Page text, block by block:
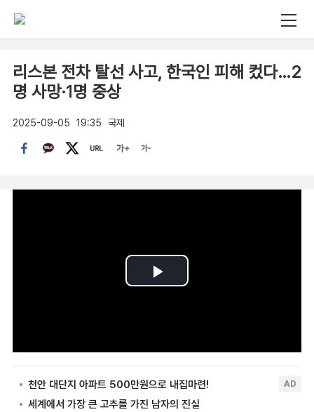
리스본 전차 탈선 사고, 한국인 피해 컸다…2
명 사망·1명 중상
2025-09-05 19:35 국제